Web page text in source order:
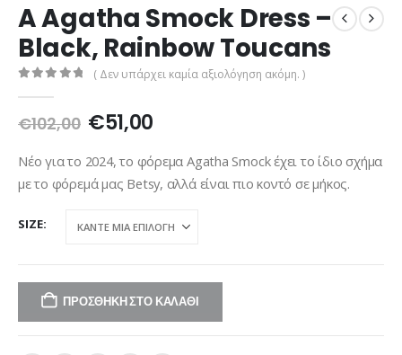
A Agatha Smock Dress –
Black, Rainbow Toucans
( Δεν υπάρχει καμία αξιολόγηση ακόμη. )
€102,00 Original
was:
€102,00.
€51,00Η
τιμή
είναι:
€51,00.
Νέο για το 2024, το φόρεμα Agatha Smock έχει το ίδιο σχήμα
με το φόρεμά μας Betsy, αλλά είναι πιο κοντό σε μήκος.
SIZE
ΠΡΟΣΘΉΚΗ ΣΤΟ ΚΑΛΆΘΙ